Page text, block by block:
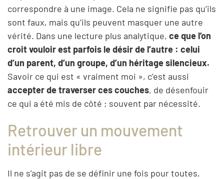
correspondre à une image. Cela ne signifie pas qu’ils
sont faux, mais qu’ils peuvent masquer une autre
vérité. Dans une lecture plus analytique, ce que l’on
croit vouloir est parfois le désir de l’autre : celui
d’un parent, d’un groupe, d’un héritage silencieux.
Savoir ce qui est « vraiment moi », c’est aussi
accepter de traverser ces couches, de désenfouir
ce qui a été mis de côté ; souvent par nécessité.
Retrouver un mouvement
intérieur libre
Il ne s’agit pas de se définir une fois pour toutes,